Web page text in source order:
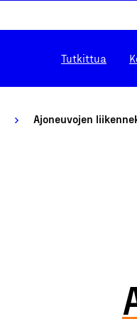
Tutkittua
Ajoneuvojen